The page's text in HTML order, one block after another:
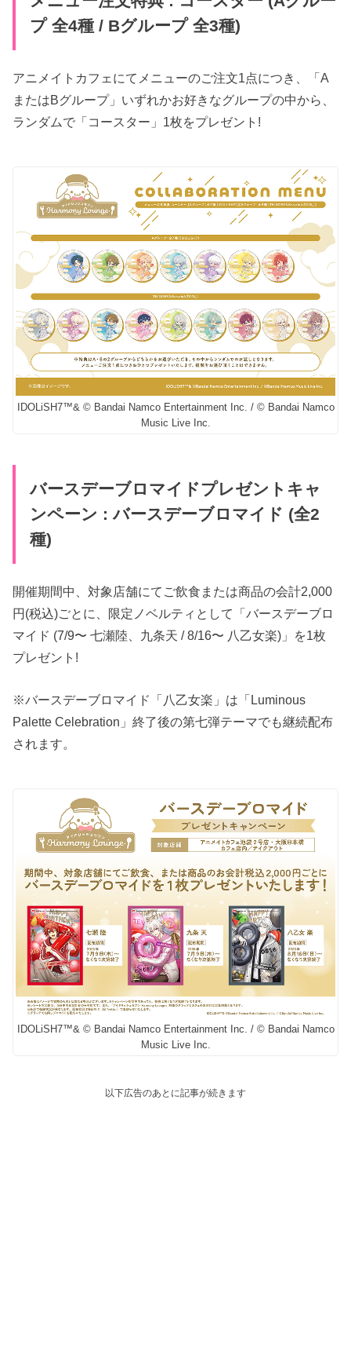
プ 全4種 / Bグループ 全3種)
アニメイトカフェにてメニューのご注文1点につき、「A
またはBグループ」いずれかお好きなグループの中から、
ランダムで「コースター」1枚をプレゼント!
IDOLiSH7™& © Bandai Namco Entertainment Inc. / © Bandai Namco
Music Live Inc.
バースデーブロマイドプレゼントキャ
ンペーン : バースデーブロマイド (全2
種)
開催期間中、対象店舗にてご飲食または商品の会計2,000
円(税込)ごとに、限定ノベルティとして「バースデーブロ
マイド (7/9〜 七瀬陸、九条天 / 8/16〜 八乙女楽)」を1枚
プレゼント!
※バースデーブロマイド「八乙女楽」は「Luminous
Palette Celebration」終了後の第七弾テーマでも継続配布
されます。
IDOLiSH7™& © Bandai Namco Entertainment Inc. / © Bandai Namco
Music Live Inc.
以下広告のあとに記事が続きます